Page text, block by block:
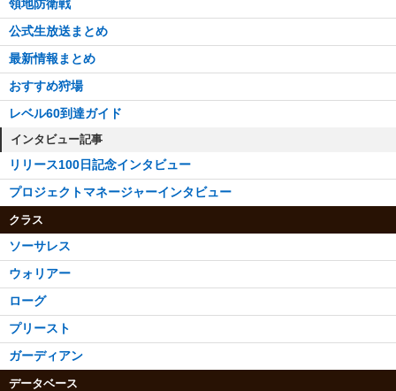
領地防衛戦
公式生放送まとめ
最新情報まとめ
おすすめ狩場
レベル60到達ガイド
インタビュー記事
リリース100日記念インタビュー
プロジェクトマネージャーインタビュー
クラス
ソーサレス
ウォリアー
ローグ
プリースト
ガーディアン
データベース